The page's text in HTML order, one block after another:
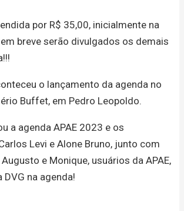
por R$ 35,00, inicialmente na
breve serão divulgados os demais
o lançamento da agenda no
Buffet, em Pedro Leopoldo.
a agenda APAE 2023 e os
Levi e Alone Bruno, junto com
e Monique, usuários da APAE,
na agenda!